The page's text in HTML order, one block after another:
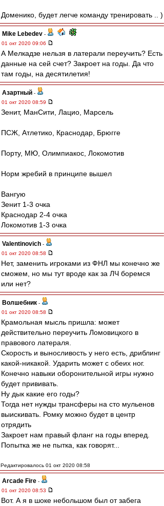
Доменико, будет легче команду тренировать .. )
Mike Lebedev -
01 окт 2020 09:06
А Мелкадзе нельзя в латерали переучить? Есть
данные на сей счет? Закроет на годы. Да что
там годы, на десятилетия!
Азартный -
01 окт 2020 08:59
Зенит, МанСити, Лацио, Марсель
ПСЖ, Атлетико, Краснодар, Брюгге
Порту, МЮ, Олимпиакос, Локомотив
Норм жребий в принципе вышел
Вангую
Зенит 1-3 очка
Краснодар 2-4 очка
Локомотив 1-3 очка
Valentinovich -
01 окт 2020 08:58
Нет, заменить игроками из ФНЛ мы конечно же
сможем, но мы тут вроде как за ЛЧ боремся
или нет?
Волшебник -
01 окт 2020 08:58
Крамольная мысль пришла: может
действительно переучить Ломовицкого в
правового латераля.
Скорость и выносливость у него есть, дриблинг
какой-никакой. Ударить может с обеих ног.
Конечно навыки оборонительной игры нужно
будет прививать.
Ну дык какие его годы?
Тогда нет нужды трансферы на сто мульенов
выискивать. Ромку можно будет в центр
отрядить
Закроет нам правый фланг на годы вперед.
Попытка же не пытка, как говорят...
Редактировалось 01 окт 2020 08:58
Arcade Fire -
01 окт 2020 08:53
Вот. А я в шоке небольшом был от забега